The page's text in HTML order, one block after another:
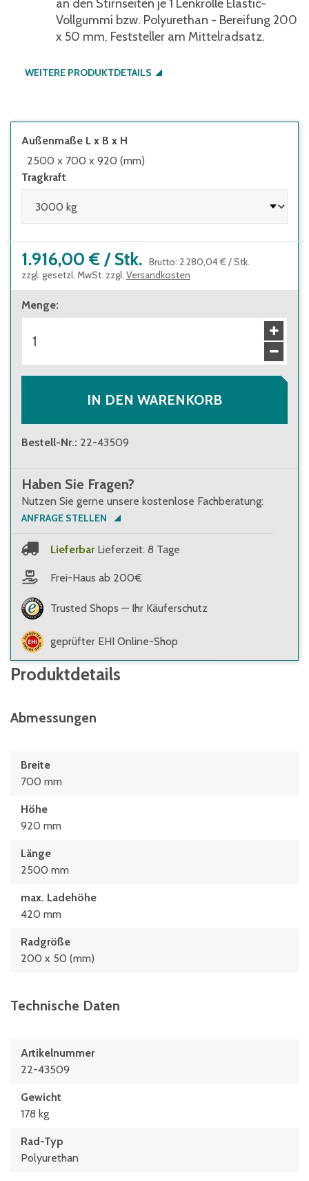
an den Stirnseiten je 1 Lenkrolle Elastic-
Vollgummi bzw. Polyurethan - Bereifung 200
x 50 mm, Feststeller am Mittelradsatz.
WEITERE PRODUKTDETAILS
Außenmaße L x B x H
2500 x 700 x 920 (mm)
Tragkraft
1.916,00 € / Stk. Brutto: 2.280,04 € /Stk.
zzgl. gesetzl. MwSt. zzgl. Versandkosten
Menge:
IN DEN WARENKORB
Bestell-Nr.: 22-43509
Haben Sie Fragen?
Nutzen Sie gerne unsere kostenlose Fachberatung:
ANFRAGE STELLEN
Lieferbar Lieferzeit: 8 Tage
Frei-Haus ab 200€
Trusted Shops — Ihr Käuferschutz
geprüfter EHI Online-Shop
Produktdetails
Abmessungen
Breite
700 mm
Höhe
920 mm
Länge
2500 mm
max. Ladehöhe
420 mm
Radgröße
200 x 50 (mm)
Technische Daten
Artikelnummer
22-43509
Gewicht
178 kg
Rad-Typ
Polyurethan